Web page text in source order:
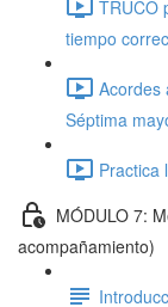
TRUCO
tiempo
Acordes
Séptima
Practica
MÓDULO 7:
acompañamiento)